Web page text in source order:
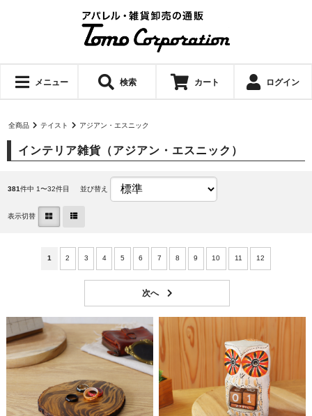
メニュー 検索 カート ログイン
全商品 テイスト アジアン・エスニック
インテリア雑貨（アジアン・エスニック）
381件中 1〜32件目 並び替え
表示切替
1 2 3 4 5 6 7 8 9 10 11 12